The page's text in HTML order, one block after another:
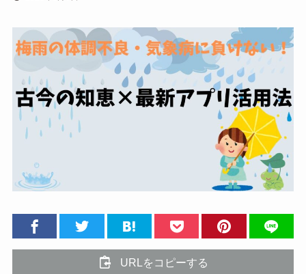
URLをコピーする